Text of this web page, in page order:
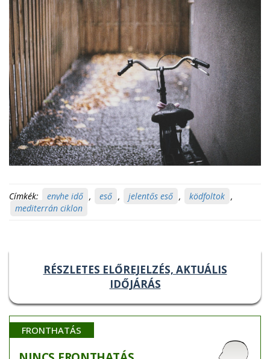
Címkék: enyhe idő , eső , jelentős eső , ködfoltok ,
mediterrán ciklon
RÉSZLETES ELŐREJELZÉS, AKTUÁLIS
IDŐJÁRÁS
FRONTHATÁS